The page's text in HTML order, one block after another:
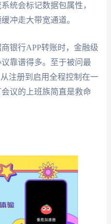
统会标记数据包属性，
冲走大带宽通道。
银行APP转账时，金融级
靠谱得多。至于被问最
注册到启用全程控制在一
议的上班族简直是救命